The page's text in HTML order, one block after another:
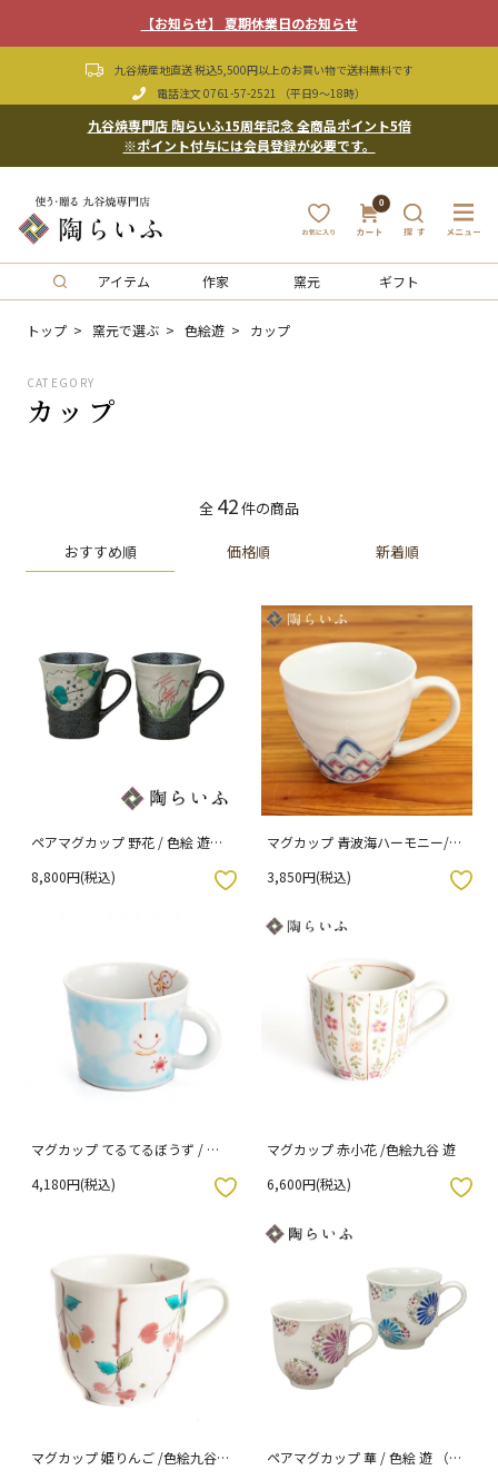
【お知らせ】 夏期休業日のお知らせ
九谷焼産地直送 税込5,500円以上のお買い物で送料無料です
電話注文 0761-57-2521 （平日9〜18時）
九谷焼専門店 陶らいふ15周年記念 全商品ポイント5倍
※ポイント付与には会員登録が必要です。
0
アイテム 作家 窯元 ギフト
トップ 窯元で選ぶ 色絵遊 カップ
CATEGORY
カップ
全 42件の商品
おすすめ順 価格順 新着順
ペアマグカップ 野花 / 色絵 遊
8,800円(税込)
マグカップ 青波海ハーモニー/色
3,850円(税込)
お気に入りボタン
マグカップ てるてるぼうず / 色
4,180円(税込)
マグカップ 赤小花 /色絵九谷 遊
6,600円(税込)
お気に入りボタン
マグカップ 姫りんご /色絵九谷
ペアマグカップ 華 / 色絵 遊 （化